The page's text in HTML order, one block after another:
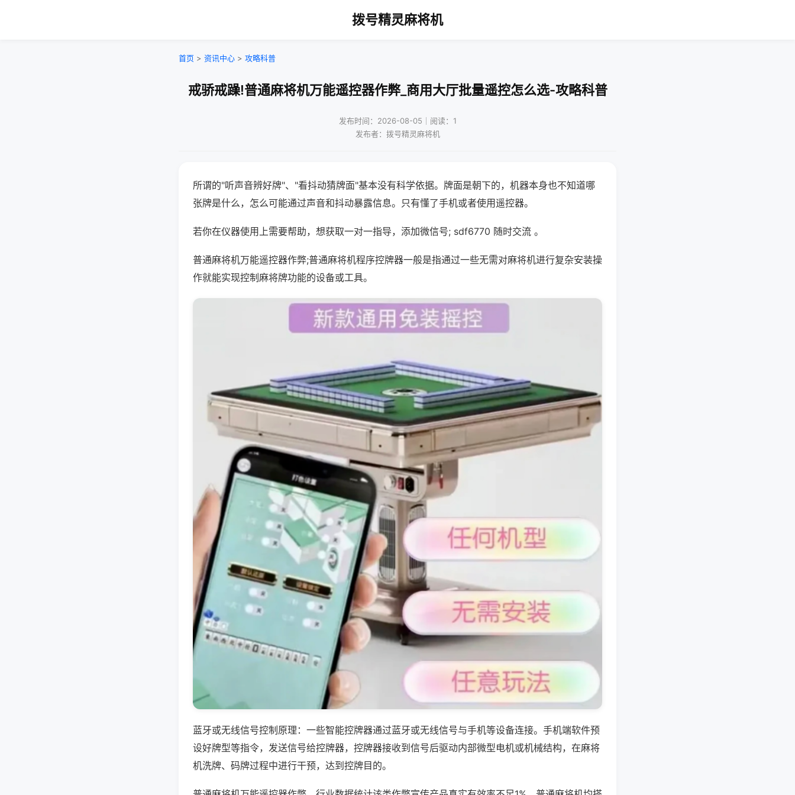
拨号精灵麻将机
首页 > 资讯中心 > 攻略科普
戒骄戒躁!普通麻将机万能遥控器作弊_商用大厅批量遥控怎么选-攻略科普
发布时间：2026-08-05｜阅读：1
发布者：拨号精灵麻将机
所谓的"听声音辨好牌"、"看抖动猜牌面"基本没有科学依据。牌面是朝下的，机器本身也不知道哪
张牌是什么，怎么可能通过声音和抖动暴露信息。只有懂了手机或者使用遥控器。
若你在仪器使用上需要帮助，想获取一对一指导，添加微信号; sdf6770 随时交流 。
普通麻将机万能遥控器作弊;普通麻将机程序控牌器一般是指通过一些无需对麻将机进行复杂安装操
作就能实现控制麻将牌功能的设备或工具。
蓝牙或无线信号控制原理：一些智能控牌器通过蓝牙或无线信号与手机等设备连接。手机端软件预
设好牌型等指令，发送信号给控牌器，控牌器接收到信号后驱动内部微型电机或机械结构，在麻将
机洗牌、码牌过程中进行干预，达到控牌目的。